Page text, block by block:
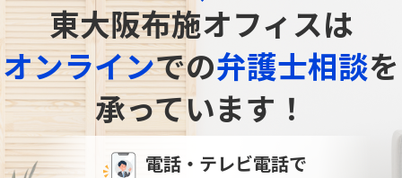
東大阪布施オフィスは
オンラインでの弁護士相談を
承っています！
電話・テレビ電話で